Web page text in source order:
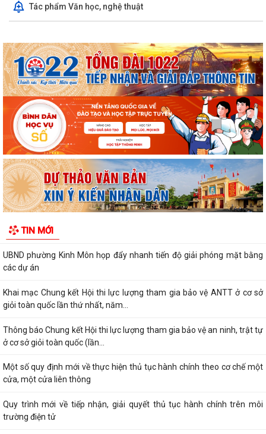
Tác phẩm Văn học, nghệ thuật
TIN MỚI
Tổng Bí thư, Chủ tịch nước Tô Lâm lên đường thăm cấp Nhà nước tới
PHƯỜNG KINH MÔN: HỖ TRỢ LƯU ĐỘNG CÀI ĐẶT, SỬ DỤNG ETAX
MOBILE VÀ NỘP THUẾ ĐẤT PHI NÔNG NGHIỆP
Đội tuyển Hải Phòng đoạt giải A Hội thi lực lượng tham gia bảo vệ an
ninh, trật tự ở cơ sở giỏi...
KINH MÔN: SÔI NỔI CHƯƠNG TRÌNH ENGLISH FESTIVAL 2026
UBND phường Kinh Môn họp đẩy nhanh tiến độ giải phóng mặt bằng
các dự án
Khai mạc Chung kết Hội thi lực lượng tham gia bảo vệ ANTT ở cơ sở
giỏi toàn quốc lần thứ nhất, năm...
Thông báo Chung kết Hội thi lực lượng tham gia bảo vệ an ninh, trật tự
ở cơ sở giỏi toàn quốc (lần...
Một số quy định mới về thực hiện thủ tục hành chính theo cơ chế một
cửa, một cửa liên thông
Quy trình mới về tiếp nhận, giải quyết thủ tục hành chính trên môi
trường điện tử
Triển khai nộp thuế sử dụng đất phi nông nghiệp qua ứng dụng eTax
Hướng dẫn cài đặt và sử dụng, nộp thuế qua dụng ứng dụng eTax
Mobile
HẢI PHÒNG THU PHÍ 0 ĐỒNG ĐỐI VỚI 4 LỆ PHÍ VÀ 7 LOẠI PHÍ KHI THỰC
HIỆN THỦ TỤC HÀNH CHÍNH TRỰC TUYẾN